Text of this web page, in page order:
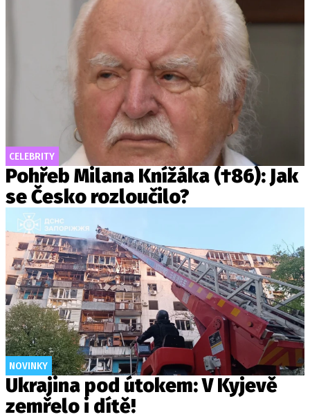
CELEBRITY
Pohřeb Milana Knížáka (†86): Jak
se Česko rozloučilo?
NOVINKY
Ukrajina pod útokem: V Kyjevě
zemřelo i dítě!